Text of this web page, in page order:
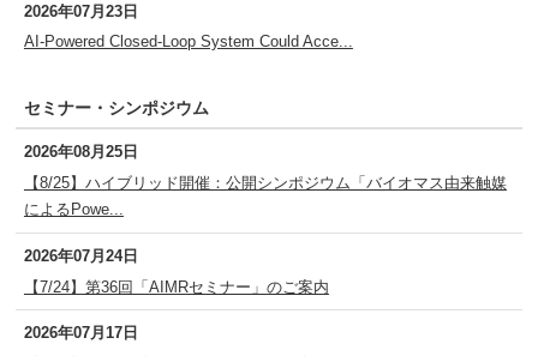
2026年07月23日
AI-Powered Closed-Loop System Could Acce...
セミナー・シンポジウム
2026年08月25日
【8/25】ハイブリッド開催：公開シンポジウム「バイオマス由来触媒
によるPowe...
2026年07月24日
【7/24】第36回「AIMRセミナー」のご案内
2026年07月17日